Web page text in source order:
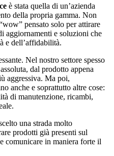
è stata quella di un’azienda
della propria gamma. Non
pensato solo per attirare
aggiornamenti e soluzioni che
e dell’affidabilità.
Nel nostro settore spesso
dal prodotto appena
aggressiva. Ma poi,
anche e soprattutto altre cose:
di manutenzione, ricambi,
una strada molto
prodotti già presenti sul
comunicare in maniera forte il